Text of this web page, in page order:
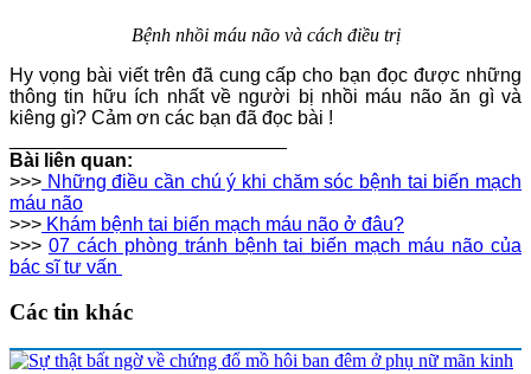
Bệnh nhồi máu não và cách điều trị
Hy vọng bài viết trên đã cung cấp cho bạn đọc được những
thông tin hữu ích nhất về người bị nhồi máu não ăn gì và
kiêng gì? Cảm ơn các bạn đã đọc bài !
Bài liên quan:
>>> Những điều cần chú ý khi chăm sóc bệnh tai biến mạch
máu não
>>> Khám bệnh tai biến mạch máu não ở đâu?
>>> 07 cách phòng tránh bệnh tai biến mạch máu não của
bác sĩ tư vấn
Các tin khác